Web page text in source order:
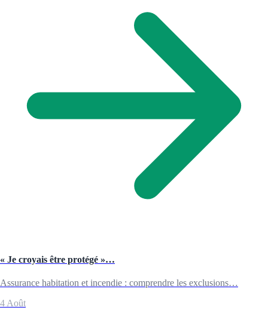
« Je croyais être protégé »…
Assurance habitation et incendie : comprendre les exclusions…
4 Août